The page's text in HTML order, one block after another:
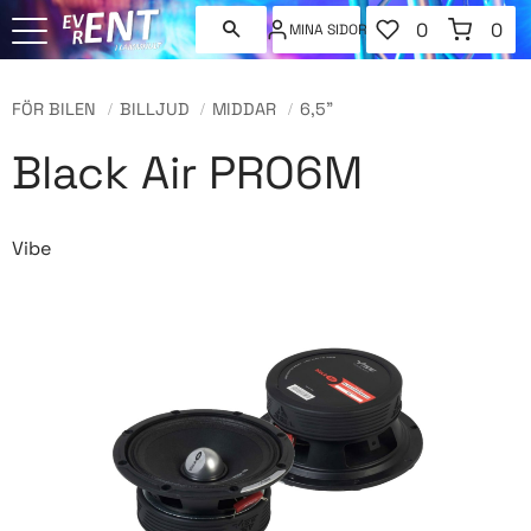
MINA SIDOR
FAVORITER
ANTAL
0
KUNDVAGN
0
FÖR BILEN BILLJUD MIDDAR 6,5"
Black Air PRO6M
Vibe